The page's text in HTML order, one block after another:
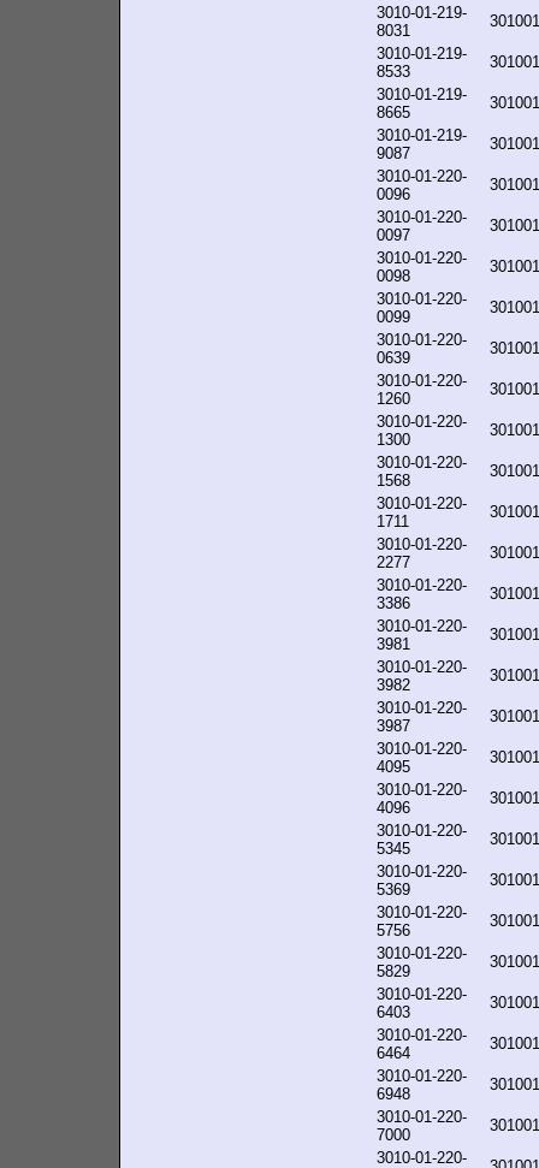
3010-01-219-
8031
3010-01-219-
8533
3010-01-219-
8665
3010-01-219-
9087
3010-01-220-
0096
3010-01-220-
0097
3010-01-220-
0098
3010-01-220-
0099
3010-01-220-
0639
3010-01-220-
1260
3010-01-220-
1300
3010-01-220-
1568
3010-01-220-
1711
3010-01-220-
2277
3010-01-220-
3386
3010-01-220-
3981
3010-01-220-
3982
3010-01-220-
3987
3010-01-220-
4095
3010-01-220-
4096
3010-01-220-
5345
3010-01-220-
5369
3010-01-220-
5756
3010-01-220-
5829
3010-01-220-
6403
3010-01-220-
6464
3010-01-220-
6948
3010-01-220-
7000
3010-01-220-